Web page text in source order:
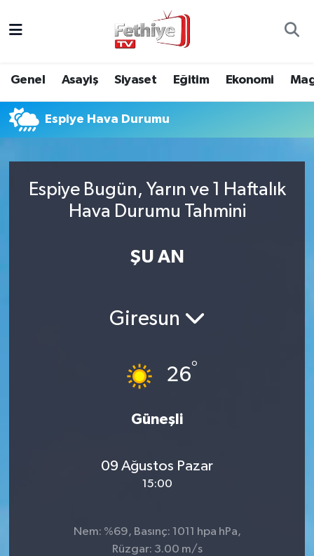
Genel Asayiş Siyaset Eğitim Ekonomi
Espiye Hava Durumu
Espiye Bugün, Yarın ve 1 Haftalık
Hava Durumu Tahmini
ŞU AN
Giresun
26°
Güneşli
09 Ağustos Pazar
15:00
Nem: %69, Basınç: 1011 hpa hPa,
Rüzgar: 3.00 m/s
Asayiş
Eğitim
Ekonomi
Muğla Hava Durumu
Muğla Namaz Vakitleri
Muğla Trafik Yoğunluk Haritası
Süper Lig Puan Durumu ve Fikstür
Son Dakika Haberleri